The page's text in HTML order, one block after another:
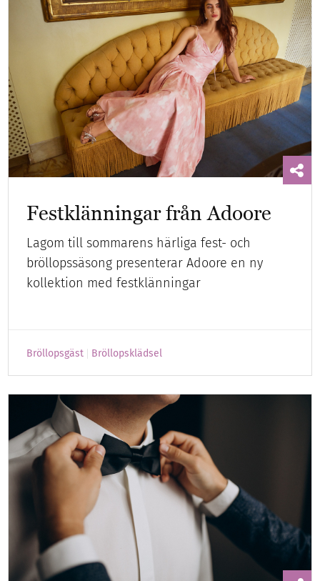
Festklänningar från Adoore
Lagom till sommarens härliga fest- och
bröllopssäsong presenterar Adoore en ny
kollektion med festklänningar
Bröllopsgäst Bröllopsklädsel